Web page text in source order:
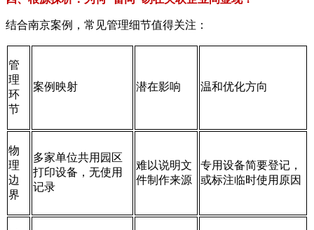
结合南京案例，常见管理细节值得关注：
管
理
环
节
案例映射 潜在影响 温和优化方向
物
理
边
界
多家单位共用园区
打印设备，无使用
记录
难以说明文
件制作来源
专用设备简要登记，
或标注临时使用原因